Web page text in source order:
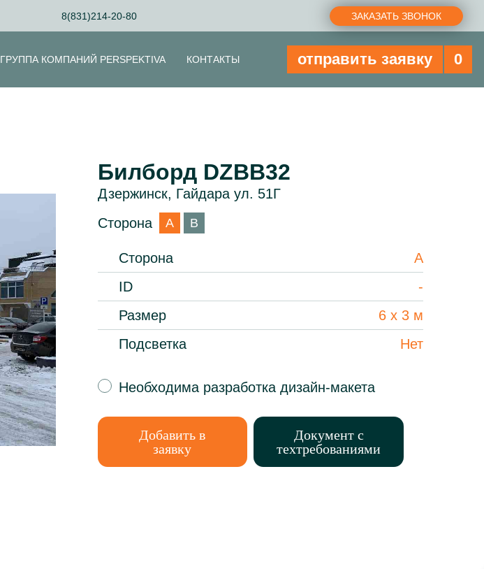
8(831)214-20-80 ЗАКАЗАТЬ ЗВОНОК
ГРУППА КОМПАНИЙ PERSPEKTIVA КОНТАКТЫ отправить заявку 0
Билборд DZBB32
Дзержинск, Гайдара ул. 51Г
Сторона
A B
Сторона
A
ID
-
Размер
6 х 3 м
Подсветка
Нет
Необходима разработка дизайн-макета
Добавить в
заявку
Документ с
техтребованиями